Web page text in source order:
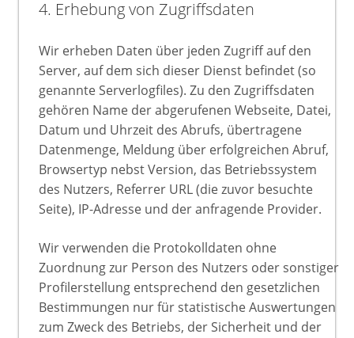
4. Erhebung von Zugriffsdaten
Wir erheben Daten über jeden Zugriff auf den
Server, auf dem sich dieser Dienst befindet (so
genannte Serverlogfiles). Zu den Zugriffsdaten
gehören Name der abgerufenen Webseite, Datei,
Datum und Uhrzeit des Abrufs, übertragene
Datenmenge, Meldung über erfolgreichen Abruf,
Browsertyp nebst Version, das Betriebssystem
des Nutzers, Referrer URL (die zuvor besuchte
Seite), IP-Adresse und der anfragende Provider.
Wir verwenden die Protokolldaten ohne
Zuordnung zur Person des Nutzers oder sonstiger
Profilerstellung entsprechend den gesetzlichen
Bestimmungen nur für statistische Auswertungen
zum Zweck des Betriebs, der Sicherheit und der